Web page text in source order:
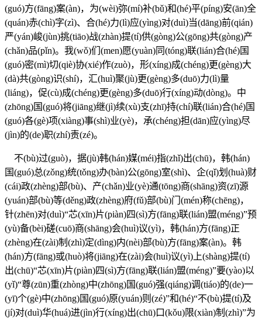
(guó)方(fāng)案(àn)，为(wèi)弥(mí)补(bǔ)和(hé)平(píng)安(ān)全
(quán)赤(chì)字(zì)、合(hé)力(lì)应(yìng)对(duì)当(dāng)前(qián)
严(yán)峻(jùn)挑(tiāo)战(zhàn)提(tí)供(gòng)公(gōng)共(gòng)产
(chǎn)品(pǐn)。我(wǒ)们(men)愿(yuàn)同(tóng)联(lián)合(hé)国
(guó)密(mì)切(qiè)协(xié)作(zuò)，形(xíng)成(chéng)更(gèng)大
(dà)共(gòng)识(shí)，汇(huì)聚(jù)更(gèng)多(duō)力(lì)量
(liáng)，促(cù)成(chéng)更(gèng)多(duō)行(xíng)动(dòng)。中
(zhōng)国(guó)将(jiāng)继(jì)续(xù)支(zhī)持(chí)联(lián)合(hé)国
(guó)各(gè)项(xiàng)事(shì)业(yè)，承(chéng)担(dān)应(yìng)尽
(jìn)的(de)职(zhí)责(zé)。
不(bù)过(guò)，据(jù)韩(hán)媒(méi)指(zhǐ)出(chū)，韩(hán)
国(guó)总(zǒng)统(tǒng)办(bàn)公(gōng)室(shì)、企(qǐ)划(huà)财
(cái)政(zhèng)部(bù)、产(chǎn)业(yè)通(tōng)商(shāng)资(zī)源
(yuán)部(bù)等(děng)政(zhèng)府(fǔ)部(bù)门(mén)称(chēng)，
针(zhēn)对(duì)“芯(xīn)片(piàn)四(sì)方(fāng)联(lián)盟(méng)”预
(yù)备(bèi)磋(cuō)商(shāng)会(huì)议(yì)，韩(hán)方(fāng)正
(zhèng)在(zài)制(zhì)定(dìng)内(nèi)部(bù)方(fāng)案(àn)。韩
(hán)方(fāng)或(huò)将(jiāng)在(zài)会(huì)议(yì)上(shàng)提(tí)
出(chū)“芯(xīn)片(piàn)四(sì)方(fāng)联(lián)盟(méng)”要(yào)以
(yǐ)“尊(zūn)重(zhòng)中(zhōng)国(guó)强(qiáng)调(tiáo)的(de)一
(yī)个(gè)中(zhōng)国(guó)原(yuán)则(zé)”和(hé)“不(bù)提(tí)及
(jí)对(duì)华(huá)进(jìn)行(xíng)出(chū)口(kǒu)限(xiàn)制(zhì)”为